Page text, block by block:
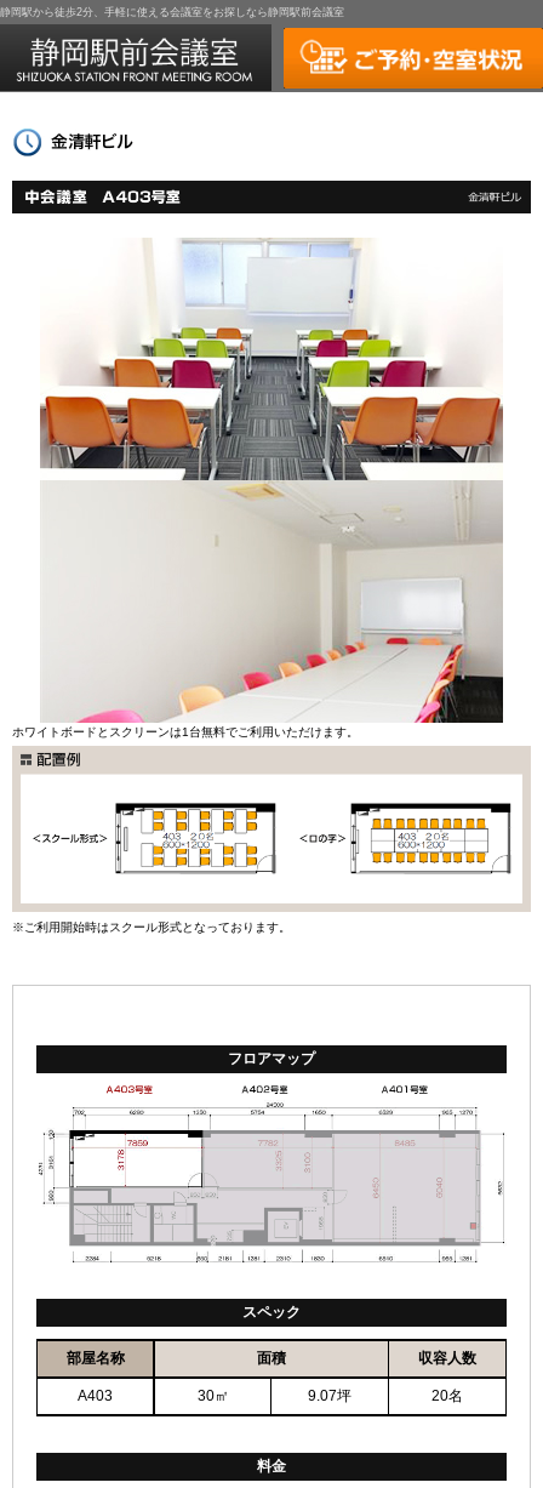
静岡駅から徒歩2分、手軽に使える会議室をお探しなら静岡駅前会議室
ホワイトボードとスクリーンは1台無料でご利用いただけます。
※ご利用開始時はスクール形式となっております。
フロアマップ
スペック
部屋名称 面積 収容人数
A403 30㎡ 9.07坪 20名
料金